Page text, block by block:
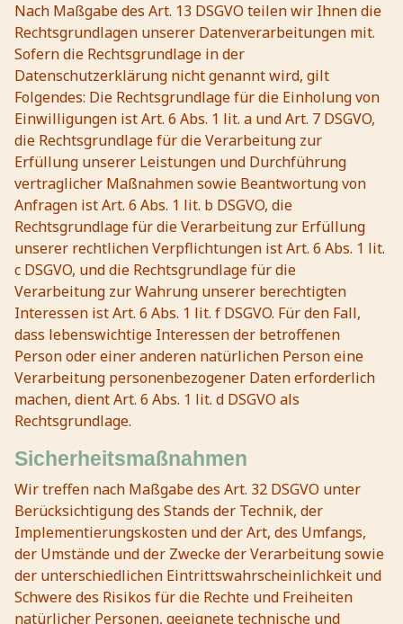
Nach Maßgabe des Art. 13 DSGVO teilen wir Ihnen die
Rechtsgrundlagen unserer Datenverarbeitungen mit.
Sofern die Rechtsgrundlage in der
Datenschutzerklärung nicht genannt wird, gilt
Folgendes: Die Rechtsgrundlage für die Einholung von
Einwilligungen ist Art. 6 Abs. 1 lit. a und Art. 7 DSGVO,
die Rechtsgrundlage für die Verarbeitung zur
Erfüllung unserer Leistungen und Durchführung
vertraglicher Maßnahmen sowie Beantwortung von
Anfragen ist Art. 6 Abs. 1 lit. b DSGVO, die
Rechtsgrundlage für die Verarbeitung zur Erfüllung
unserer rechtlichen Verpflichtungen ist Art. 6 Abs. 1 lit.
c DSGVO, und die Rechtsgrundlage für die
Verarbeitung zur Wahrung unserer berechtigten
Interessen ist Art. 6 Abs. 1 lit. f DSGVO. Für den Fall,
dass lebenswichtige Interessen der betroffenen
Person oder einer anderen natürlichen Person eine
Verarbeitung personenbezogener Daten erforderlich
machen, dient Art. 6 Abs. 1 lit. d DSGVO als
Rechtsgrundlage.
Sicherheitsmaßnahmen
Wir treffen nach Maßgabe des Art. 32 DSGVO unter
Berücksichtigung des Stands der Technik, der
Implementierungskosten und der Art, des Umfangs,
der Umstände und der Zwecke der Verarbeitung sowie
der unterschiedlichen Eintrittswahrscheinlichkeit und
Schwere des Risikos für die Rechte und Freiheiten
natürlicher Personen, geeignete technische und